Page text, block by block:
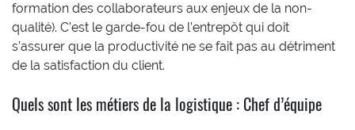
formation des collaborateurs aux enjeux de la non-
qualité). C’est le garde-fou de l’entrepôt qui doit
s’assurer que la productivité ne se fait pas au détriment
de la satisfaction du client.
Quels sont les métiers de la logistique : Chef d’équipe